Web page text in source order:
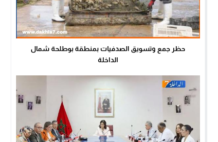
حظر جمع وتسويق الصدفيات بمنطقة بوطلحة شمال
الداخلة